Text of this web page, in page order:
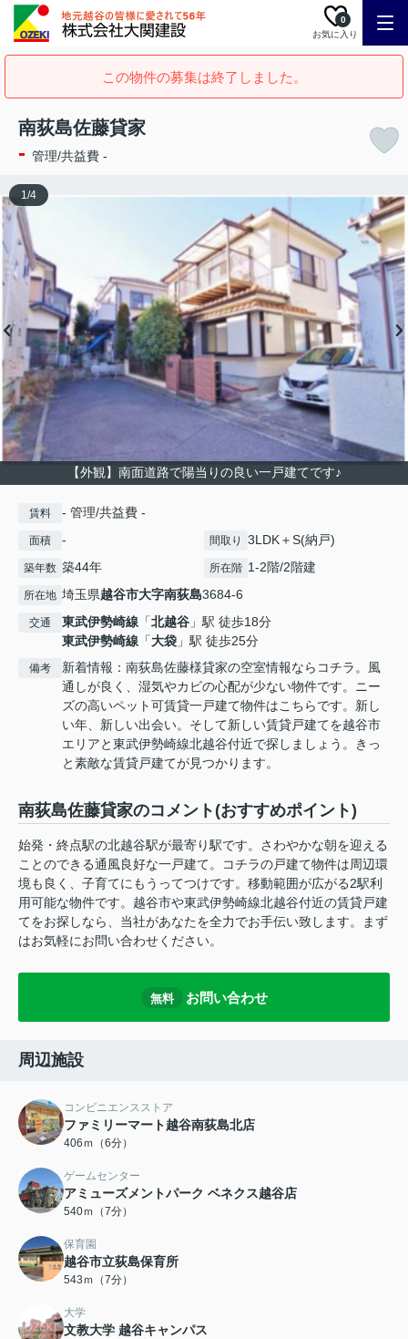
お気に入り
0
この物件の募集は終了しました。
南荻島佐藤貸家
- 管理/共益費 -
【外観】南面道路で陽当りの良い一戸建てです♪
1/4
賃料 - 管理/共益費 -
面積 - 間取り 3LDK＋S(納戸)
築年数 築44年 所在階 1-2階/2階建
所在地 埼玉県越谷市大字南荻島3684-6
交通 東武伊勢崎線 「北越谷 」駅 徒歩18分
東武伊勢崎線 「大袋 」駅 徒歩25分
備考
新着情報：南荻島佐藤様貸家の空室情報ならコチラ。風
通しが良く、湿気やカビの心配が少ない物件です。ニー
ズの高いペット可賃貸一戸建て物件はこちらです。新し
い年、新しい出会い。そして新しい賃貸戸建てを越谷市
エリアと東武伊勢崎線北越谷付近で探しましょう。きっ
と素敵な賃貸戸建てが見つかります。
南荻島佐藤貸家のコメント(おすすめポイント)
始発・終点駅の北越谷駅が最寄り駅です。さわやかな朝を迎える
ことのできる通風良好な一戸建て。コチラの戸建て物件は周辺環
境も良く、子育てにもうってつけです。移動範囲が広がる2駅利
用可能な物件です。越谷市や東武伊勢崎線北越谷付近の賃貸戸建
てをお探しなら、当社があなたを全力でお手伝い致します。まず
はお気軽にお問い合わせください。
無料 お問い合わせ
周辺施設
コンビニエンスストア
ファミリーマート越谷南荻島北店
406ｍ（6分）
ゲームセンター
アミューズメントパーク ベネクス越谷店
540ｍ（7分）
保育園
越谷市立荻島保育所
543ｍ（7分）
大学
文教大学 越谷キャンパス